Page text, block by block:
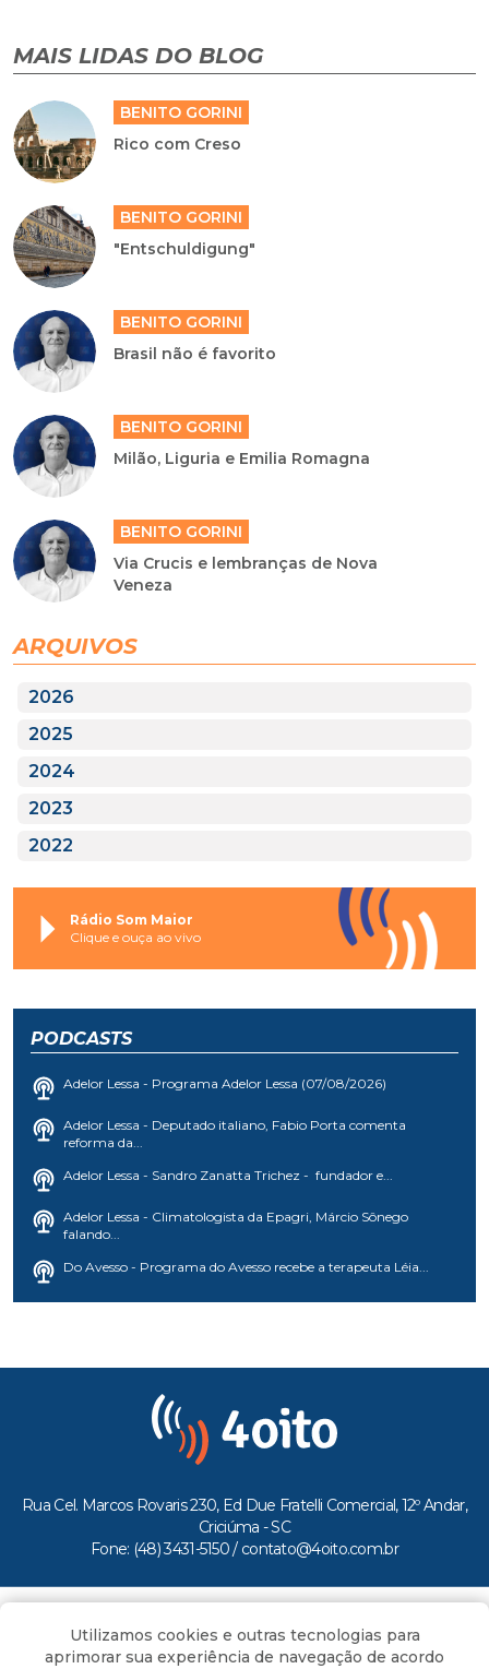
MAIS LIDAS DO BLOG
BENITO GORINI
Rico com Creso
BENITO GORINI
"Entschuldigung"
BENITO GORINI
Brasil não é favorito
BENITO GORINI
Milão, Liguria e Emilia Romagna
BENITO GORINI
Via Crucis e lembranças de Nova
Veneza
ARQUIVOS
2026
2025
2024
2023
2022
Rádio Som Maior
Clique e ouça ao vivo
PODCASTS
Adelor Lessa - Programa Adelor Lessa (07/08/2026)
Adelor Lessa - Deputado italiano, Fabio Porta comenta
reforma da...
Adelor Lessa - Sandro Zanatta Trichez - fundador e...
Adelor Lessa - Climatologista da Epagri, Márcio Sônego
falando...
Do Avesso - Programa do Avesso recebe a terapeuta Léia...
Rua Cel. Marcos Rovaris 230, Ed Due Fratelli Comercial, 12º Andar,
Criciúma - SC
Fone: (48) 3431-5150 / contato@4oito.com.br
Todos os direitos reservados ao Portal 4oito
Utilizamos cookies e outras tecnologias para
aprimorar sua experiência de navegação de acordo